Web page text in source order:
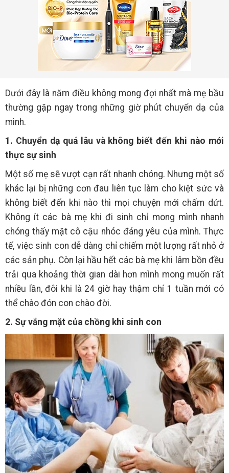
Dưới đây là năm điều không mong đợi nhất mà mẹ bầu
thường gặp ngay trong những giờ phút chuyển dạ của
mình.
1. Chuyển dạ quá lâu và không biết đến khi nào mới
thực sự sinh
Một số mẹ sẽ vượt cạn rất nhanh chóng. Nhưng một số
khác lại bị những cơn đau liên tục làm cho kiệt sức và
không biết đến khi nào thì mọi chuyện mới chấm dứt.
Không ít các bà mẹ khi đi sinh chỉ mong mình nhanh
chóng thấy mặt cô cậu nhóc đáng yêu của mình. Thực
tế, việc sinh con dễ dàng chỉ chiếm một lượng rất nhỏ ở
các sản phụ. Còn lại hầu hết các bà mẹ khi lâm bồn đều
trải qua khoảng thời gian dài hơn mình mong muốn rất
nhiều lần, đôi khi là 24 giờ hay thậm chí 1 tuần mới có
thể chào đón con chào đời.
2. Sự vắng mặt của chồng khi sinh con